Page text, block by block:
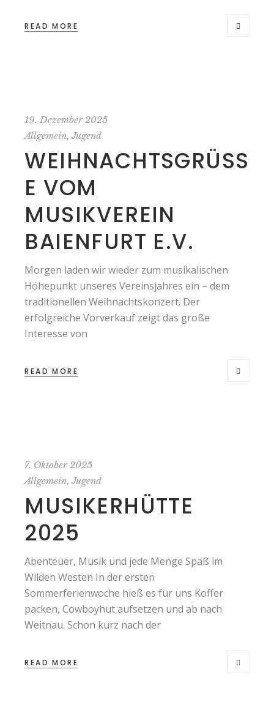
READ MORE
19. Dezember 2025
Allgemein,Jugend
WEIHNACHTSGRÜSSE
VOM M
USIKVEREIN B
AIENFURT E.V.
Morgen laden wir wieder zum musikalischen
Höhepunkt unseres Vereinsjahres ein – dem
traditionellen Weihnachtskonzert. Der
erfolgreiche Vorverkauf zeigt das große
Interesse von
READ MORE
7. Oktober 2025
Allgemein,Jugend
MUSIKERHÜTTE
2025
Abenteuer, Musik und jede Menge Spaß im
Wilden Westen In der ersten
Sommerferienwoche hieß es für uns Koffer
packen, Cowboyhut aufsetzen und ab nach
Weitnau. Schon kurz nach der
READ MORE